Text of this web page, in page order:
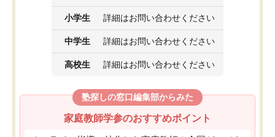
小学生 詳細はお問い合わせください
中学生 詳細はお問い合わせください
高校生 詳細はお問い合わせください
塾探しの窓口編集部からみた
家庭教師学参のおすすめポイント